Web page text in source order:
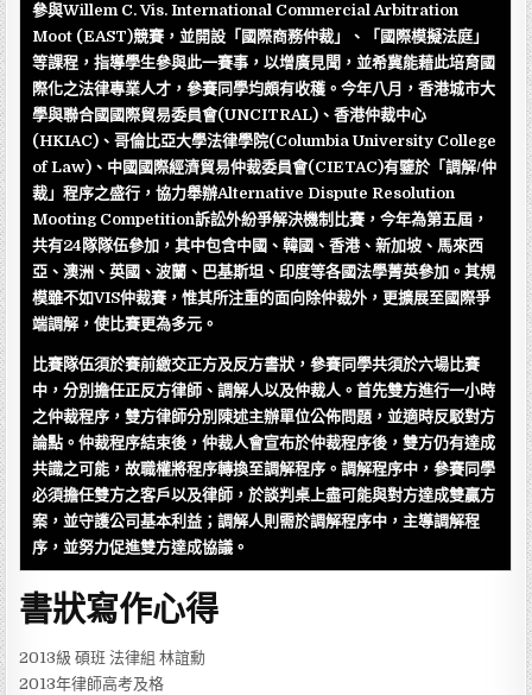
參與Willem C. Vis. International Commercial Arbitration
Moot (EAST)競賽，並開設「國際商務仲裁」、「國際模擬法庭」
等課程，指導學生參與此一賽事，以增廣見聞，並希冀能藉此培育國
際化之法律專業人才，參賽同學均頗有收穫。今年八月，香港城市大
學與聯合國國際貿易委員會(UNCITRAL)、香港仲裁中心
(HKIAC)、哥倫比亞大學法律學院(Columbia University College
of Law)、中國國際經濟貿易仲裁委員會(CIETAC)有鑒於「調解/仲
裁」程序之盛行，協力舉辦Alternative Dispute Resolution
Mooting Competition訴訟外紛爭解決機制比賽，今年為第五屆，
共有24隊隊伍參加，其中包含中國、韓國、香港、新加坡、馬來西
亞、澳洲、英國、波蘭、巴基斯坦、印度等各國法學菁英參加。其規
模雖不如VIS仲裁賽，惟其所注重的面向除仲裁外，更擴展至國際爭
端調解，使比賽更為多元。
比賽隊伍須於賽前繳交正方及反方書狀，參賽同學共須於六場比賽
中，分別擔任正反方律師、調解人以及仲裁人。首先雙方進行一小時
之仲裁程序，雙方律師分別陳述主辦單位公佈問題，並適時反駁對方
論點。仲裁程序結束後，仲裁人會宣布於仲裁程序後，雙方仍有達成
共識之可能，故職權將程序轉換至調解程序。調解程序中，參賽同學
必須擔任雙方之客戶以及律師，於談判桌上盡可能與對方達成雙贏方
案，並守護公司基本利益；調解人則需於調解程序中，主導調解程
序，並努力促進雙方達成協議。
書狀寫作心得
2013級 碩班 法律組 林誼勳
2013年律師高考及格